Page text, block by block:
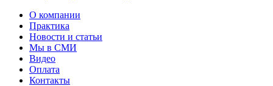
О компании
Практика
Новости и статьи
Мы в СМИ
Видео
Оплата
Контакты